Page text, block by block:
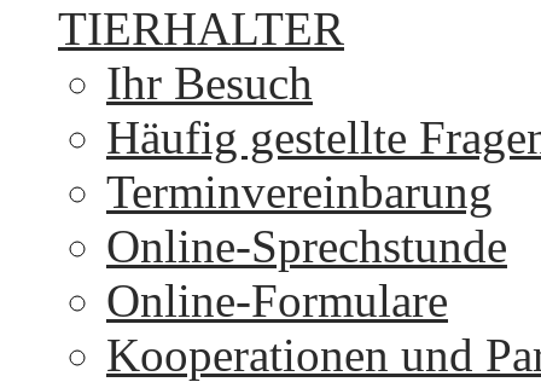
TIERHALTER
Ihr Besuch
Häufig gestellte
Terminvereinbarung
Online-Sprechstunde
Online-Formulare
Kooperationen und